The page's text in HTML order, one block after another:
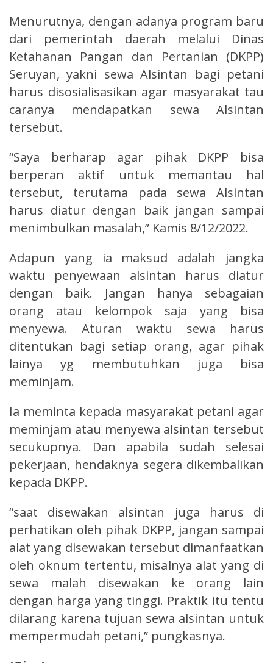
Menurutnya, dengan adanya program baru
dari pemerintah daerah melalui Dinas
Ketahanan Pangan dan Pertanian (DKPP)
Seruyan, yakni sewa Alsintan bagi petani
harus disosialisasikan agar masyarakat tau
caranya mendapatkan sewa Alsintan
tersebut.
“Saya berharap agar pihak DKPP bisa
berperan aktif untuk memantau hal
tersebut, terutama pada sewa Alsintan
harus diatur dengan baik jangan sampai
menimbulkan masalah,” Kamis 8/12/2022.
Adapun yang ia maksud adalah jangka
waktu penyewaan alsintan harus diatur
dengan baik. Jangan hanya sebagaian
orang atau kelompok saja yang bisa
menyewa. Aturan waktu sewa harus
ditentukan bagi setiap orang, agar pihak
lainya yg membutuhkan juga bisa
meminjam.
Ia meminta kepada masyarakat petani agar
meminjam atau menyewa alsintan tersebut
secukupnya. Dan apabila sudah selesai
pekerjaan, hendaknya segera dikembalikan
kepada DKPP.
“saat disewakan alsintan juga harus di
perhatikan oleh pihak DKPP, jangan sampai
alat yang disewakan tersebut dimanfaatkan
oleh oknum tertentu, misalnya alat yang di
sewa malah disewakan ke orang lain
dengan harga yang tinggi. Praktik itu tentu
dilarang karena tujuan sewa alsintan untuk
mempermudah petani,” pungkasnya.